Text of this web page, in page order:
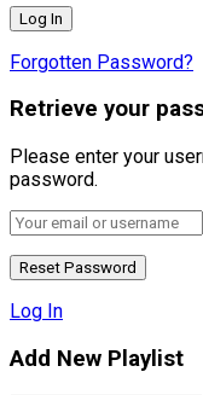
Forgotten Password?
Retrieve your
Please enter your
password.
Log In
Add New Playlist